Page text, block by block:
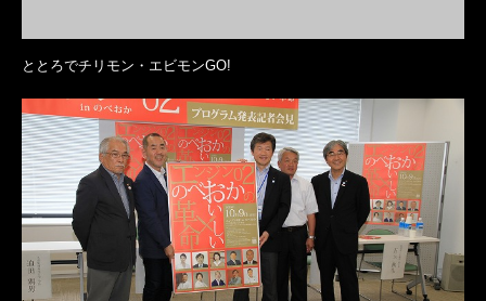
ととろでチリモン・エビモンGO!